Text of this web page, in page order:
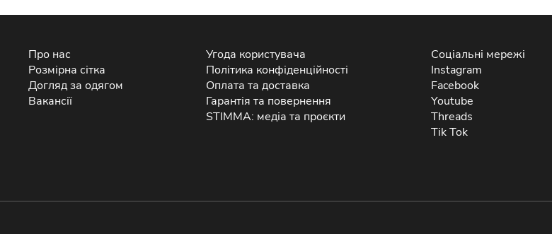
Про нас
Розмірна сітка
Догляд за одягом
Вакансії
Угода користувача
Політика конфіденційності
Оплата та доставка
Гарантія та повернення
STIMMA: медіа та проєкти
Соціальні мережі
Instagram
Facebook
Youtube
Threads
Tik Tok